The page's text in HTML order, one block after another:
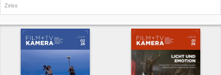
Zeiss